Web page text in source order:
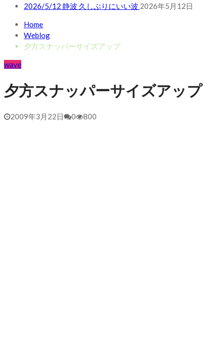
2026/5/12 静波 久しぶりにいい波 2026年5月12日
Home
Weblog
夕方スナッパーサイズアップ
wave
夕方スナッパーサイズアップ
2009年3月22日 0 800